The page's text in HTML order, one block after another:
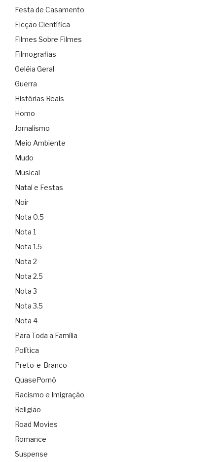
Festa de Casamento
Ficção Científica
Filmes Sobre Filmes
Filmografias
Geléia Geral
Guerra
Histórias Reais
Homo
Jornalismo
Meio Ambiente
Mudo
Musical
Natal e Festas
Noir
Nota 0.5
Nota 1
Nota 1.5
Nota 2
Nota 2.5
Nota 3
Nota 3.5
Nota 4
Para Toda a Família
Política
Preto-e-Branco
QuasePornô
Racismo e Imigração
Religião
Road Movies
Romance
Suspense